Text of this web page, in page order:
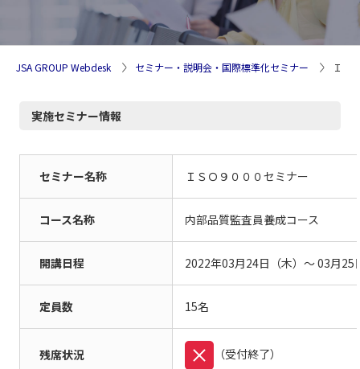
JSA GROUP Webdesk セミナー・説明会・国際標準化セミナー ＩＳ
実施セミナー情報
セミナー名称 ＩＳＯ９０００セミナー
コース名称 内部品質監査員養成コース
開講日程 2022年03月24日 （木）〜03月25
定員数 15名
残席状況 （受付終了）